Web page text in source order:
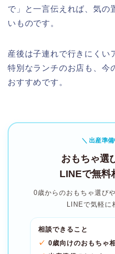
で」と一言伝えれば、気の
いものです。
産後は子連れで行きにくい
特別なランチのお店も、今
おすすめです。
＼ 出産準
おもちゃ選
LINEで無料
0歳からのおもちゃ選び
LINEで気軽に
相談できること
0歳向けのおもちゃ